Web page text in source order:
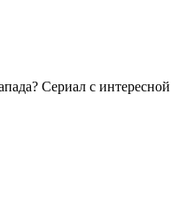
Сериал с